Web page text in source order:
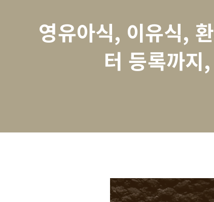
영유아식, 이유식,
터 등록까